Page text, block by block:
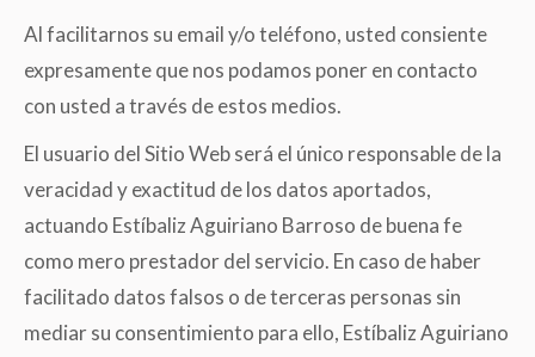
Al facilitarnos su email y/o teléfono, usted consiente
expresamente que nos podamos poner en contacto
con usted a través de estos medios.
El usuario del Sitio Web será el único responsable de la
veracidad y exactitud de los datos aportados,
actuando Estíbaliz Aguiriano Barroso de buena fe
como mero prestador del servicio. En caso de haber
facilitado datos falsos o de terceras personas sin
mediar su consentimiento para ello, Estíbaliz Aguiriano